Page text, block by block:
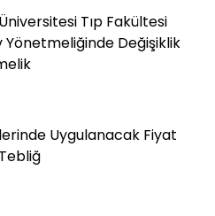
Tıp Fakültesi
Değişiklik
Uygulanacak Fiyat